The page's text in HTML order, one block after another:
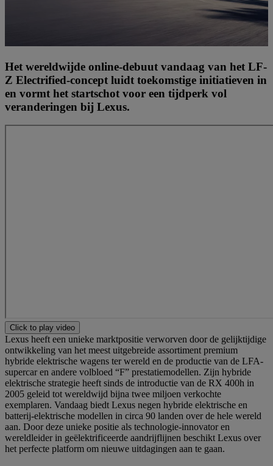
Het wereldwijde online-debuut vandaag van het LF-
Z Electrified-concept luidt toekomstige initiatieven in
en vormt het startschot voor een tijdperk vol
veranderingen bij Lexus.
Click to play video
Lexus heeft een unieke marktpositie verworven door de gelijktijdige
ontwikkeling van het meest uitgebreide assortiment premium
hybride elektrische wagens ter wereld en de productie van de LFA-
supercar en andere volbloed “F” prestatiemodellen. Zijn hybride
elektrische strategie heeft sinds de introductie van de RX 400h in
2005 geleid tot wereldwijd bijna twee miljoen verkochte
exemplaren. Vandaag biedt Lexus negen hybride elektrische en
batterij-elektrische modellen in circa 90 landen over de hele wereld
aan. Door deze unieke positie als technologie-innovator en
wereldleider in geëlektrificeerde aandrijflijnen beschikt Lexus over
het perfecte platform om nieuwe uitdagingen aan te gaan.